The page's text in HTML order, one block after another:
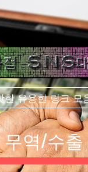
한 유용한 링크 모
무역/수출